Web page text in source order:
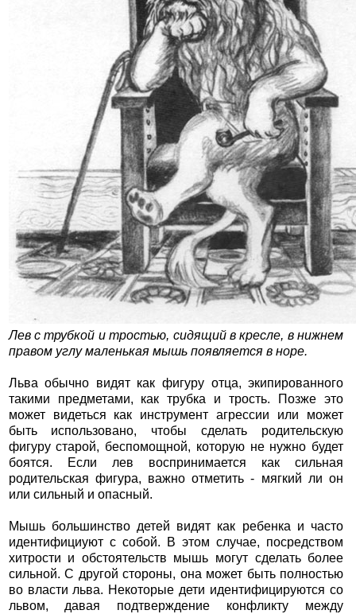
Лев с трубкой и тростью, сидящий в кресле, в нижнем
правом углу маленькая мышь появляется в норе.
Льва обычно видят как фигуру отца, экипированного
такими предметами, как трубка и трость. Позже это
может видеться как инструмент агрессии или может
быть использовано, чтобы сделать родительскую
фигуру старой, беспомощной, которую не нужно будет
боятся. Если лев воспринимается как сильная
родительская фигура, важно отметить - мягкий ли он
или сильный и опасный.
Мышь большинство детей видят как ребенка и часто
идентифициуют с собой. В этом случае, посредством
хитрости и обстоятельств мышь могут сделать более
сильной. С другой стороны, она может быть полностью
во власти льва. Некоторые дети идентифицируются со
львом, давая подтверждение конфликту между